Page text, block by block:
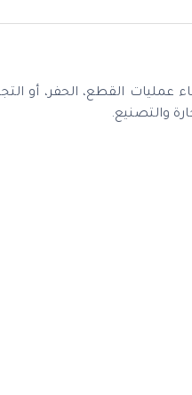
عمليات القطع، الحفر، أو
والتصنيع.